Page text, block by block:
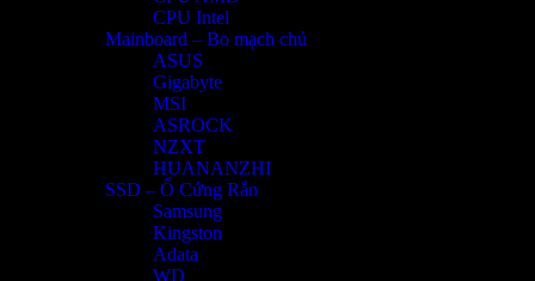
CPU Intel
Mainboard – Bo mạch chủ
ASUS
Gigabyte
MSI
ASROCK
NZXT
HUANANZHI
SSD – Ổ Cứng Rắn
Samsung
Kingston
Adata
WD